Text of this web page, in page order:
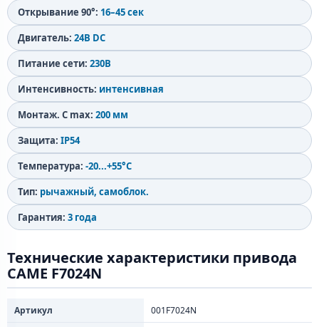
Открывание 90°: 16–45 сек
Двигатель: 24В DC
Питание сети: 230В
Интенсивность: интенсивная
Монтаж. C max: 200 мм
Защита: IP54
Температура: -20...+55°C
Тип: рычажный, самоблок.
Гарантия: 3 года
Технические характеристики привода
CAME F7024N
Артикул
001F7024N